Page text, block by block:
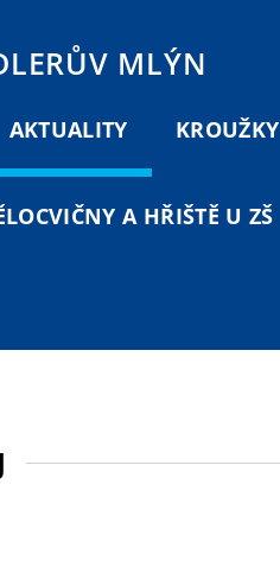
MLÝN
AKTUALITY KROUŽKY
A HŘIŠTĚ U ZŠ